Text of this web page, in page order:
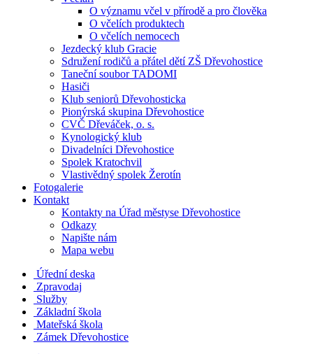
O významu včel v přírodě a pro člověka
O včelích produktech
O včelích nemocech
Jezdecký klub Gracie
Sdružení rodičů a přátel dětí ZŠ Dřevohostice
Taneční soubor TADOMI
Hasiči
Klub seniorů Dřevohosticka
Pionýrská skupina Dřevohostice
CVČ Dřeváček, o. s.
Kynologický klub
Divadelníci Dřevohostice
Spolek Kratochvil
Vlastivědný spolek Žerotín
Fotogalerie
Kontakt
Kontakty na Úřad městyse Dřevohostice
Odkazy
Napište nám
Mapa webu
Úřední deska
Zpravodaj
Služby
Základní škola
Mateřská škola
Zámek Dřevohostice